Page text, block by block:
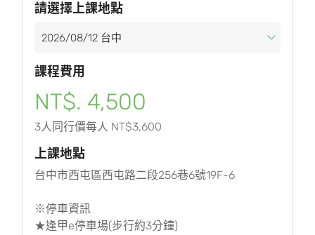
請選擇上課地點
課程費用
NT$. 4,500
3人同行價每人 NT$3,600
上課地點
台中市西屯區西屯路二段256巷6號19F-6
※停車資訊
★逢甲e停車場(步行約3分鐘)